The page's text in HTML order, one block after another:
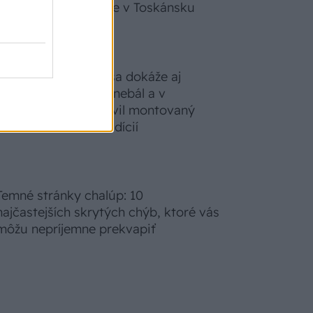
zabudnete, že nie ste v Toskánsku
motorovou pílou sa dokáže aj
podpísať. Slovák sa nebál a v
Čičmanoch si postavil montovaný
v duchu tradícií
stránky chalúp: 10
skrytých chýb, ktoré vás
nepríjemne prekvapiť